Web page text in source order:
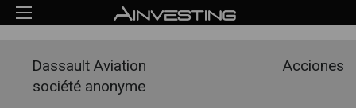
Dassault Aviation
société anonyme
Acciones